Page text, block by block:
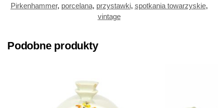
Pirkenhammer, porcelana, przystawki, spotkania towarzyskie,
vintage
Podobne produkty